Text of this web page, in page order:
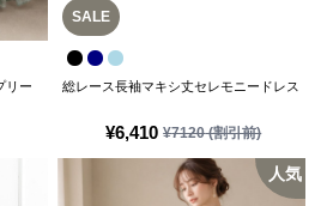
リー
SALE
¥6,410 ¥7120(割引前)
総レース長袖マキシ丈セレモニードレス
人気